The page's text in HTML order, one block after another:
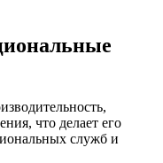
что делает его
служб и